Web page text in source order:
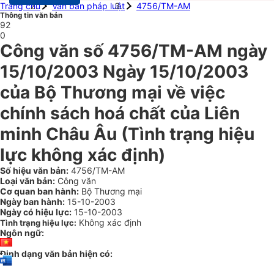
Trang chủ
Văn bản pháp luật 4756/TM-AM
Thông tin văn bản
92
0
Công văn số 4756/TM-AM ngày
15/10/2003 Ngày 15/10/2003
của Bộ Thương mại về việc
chính sách hoá chất của Liên
minh Châu Âu (Tình trạng hiệu
lực không xác định)
Số hiệu văn bản: 4756/TM-AM
Loại văn bản: Công văn
Cơ quan ban hành: Bộ Thương mại
Ngày ban hành: 15-10-2003
Ngày có hiệu lực: 15-10-2003
Tình trạng hiệu lực: Không xác định
Ngôn ngữ:
Định dạng văn bản hiện có: